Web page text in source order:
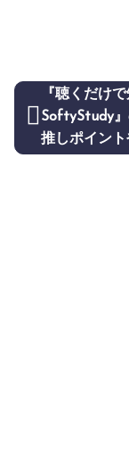
『聴くだけ
SoftyStudy
推しポイン